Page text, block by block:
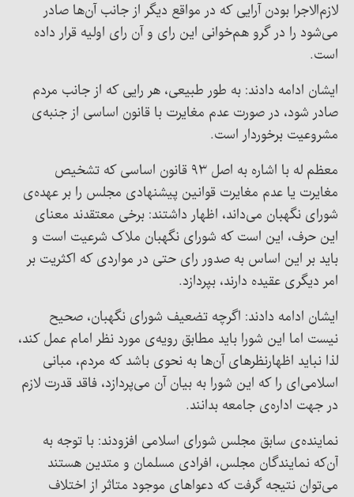
لازم‌الاجرا بودن آرایی که در مواقع دیگر از جانب آن‌ها صادر
می‌شود را در گرو هم‌خوانی این رای و آن رای اولیه قرار داده
است.
ایشان ادامه دادند: به طور طبیعی، هر رایی که از جانب مردم
صادر شود، در صورت عدم مغایرت با قانون اساسی از جنبه‌ی
مشروعیت برخوردار است.
معظم له با اشاره به اصل ۹۳ قانون اساسی که تشخیص
مغایرت یا عدم مغایرت قوانین پیشنهادی مجلس را بر عهده‌ی
شورای نگهبان می‌داند، اظهار داشتند: برخی معتقدند معنای
این حرف، این است که شورای نگهبان ملاک شرعیت است و
باید بر این اساس به صدور رای حتی در مواردی که اکثریت بر
امر دیگری عقیده دارند، بپردازد.
ایشان ادامه دادند: اگرچه تضعیف شورای نگهبان، صحیح
نیست اما این شورا باید مطابق رویه‌ی مورد نظر امام عمل کند،
لذا نباید اظهارنظرهای آن‌ها به نحوی باشد که مردم، مبانی
اسلامی‌ای را که این شورا به بیان آن می‌پردازد، فاقد قدرت لازم
در جهت اداره‌ی جامعه بدانند.
نماینده‌ی سابق مجلس شورای اسلامی افزودند: با توجه به
آن‌که نمایندگان مجلس، افرادی مسلمان و متدین هستند
می‌توان نتیجه گرفت که دعواهای موجود متاثر از اختلاف